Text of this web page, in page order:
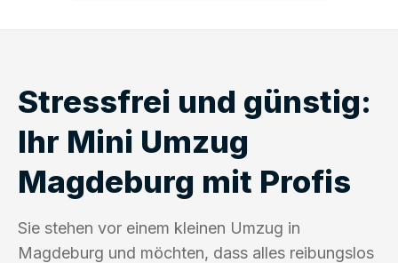
Stressfrei und günstig:
Ihr Mini Umzug
Magdeburg mit Profis
Sie stehen vor einem kleinen Umzug in
Magdeburg und möchten, dass alles reibungslos